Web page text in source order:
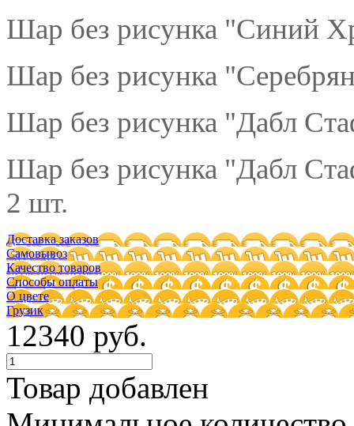
Шар без рисунка "Синий
Шар без рисунка
Шар без рисунка "Дабл
Шар без рисунка "Дабл
2 шт.
Доставка заказов
Самовывоз
Качество товаров
Способы оплаты
О цвете
Грузик
12340 руб.
Товар добавлен